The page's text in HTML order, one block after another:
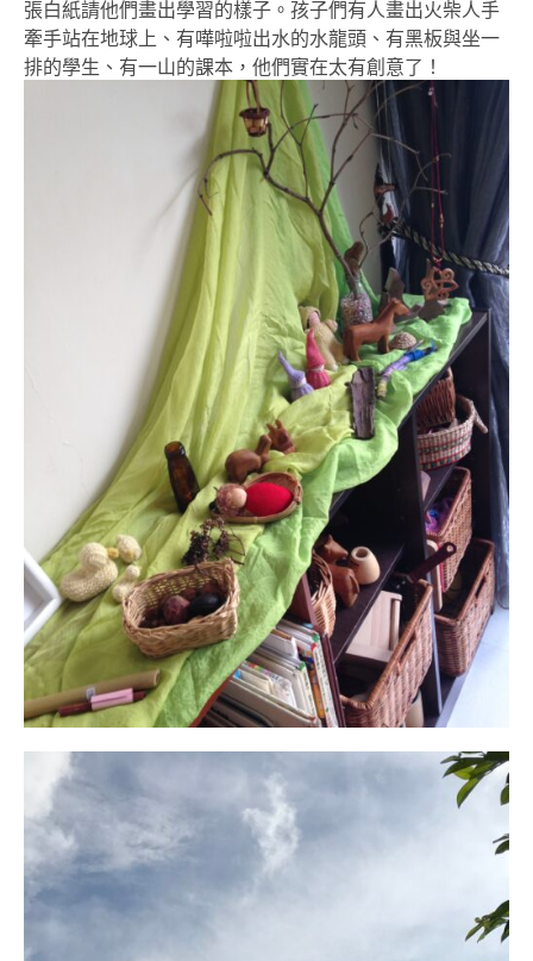
張白紙請他們畫出學習的樣子。孩子們有人畫出火柴人手
牽手站在地球上、有嘩啦啦出水的水龍頭、有黑板與坐一
排的學生、有一山的課本，他們實在太有創意了！